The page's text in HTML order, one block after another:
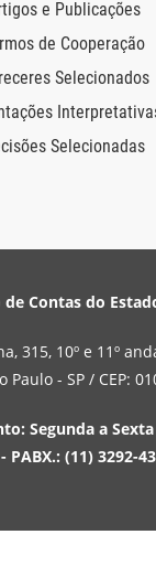
e Publicações
de Cooperação
Selecionados
Selecionadas
Contas do
315, 10º e 11º
Paulo - SP / CEP:
Segunda a Sexta
PABX.: (11) 3292-